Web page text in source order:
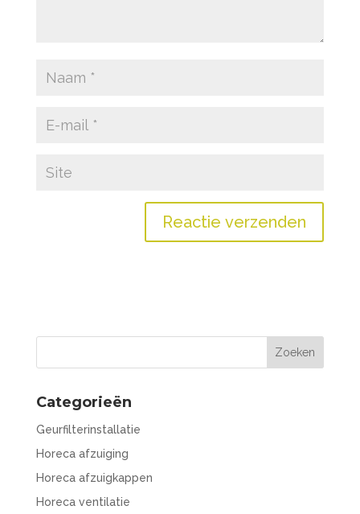
Categorieën
Geurfilterinstallatie
Horeca afzuiging
Horeca afzuigkappen
Horeca ventilatie